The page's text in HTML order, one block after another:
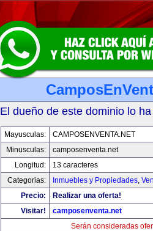
El dueño de este dominio lo
Mayusculas:
CAMPOSENVENTA.NET
Minusculas:
camposenventa.net
Longitud:
13 caracteres
Categorias:
Inmuebles y Propiedades,
Precio:
Realizar una oferta!
Visitar!
camposenventa.net
Serán consideradas